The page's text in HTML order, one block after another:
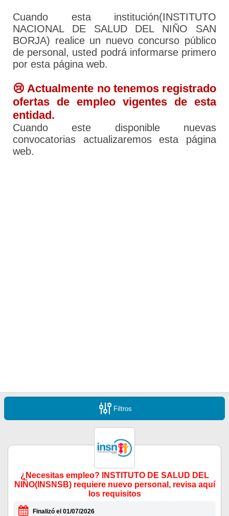
Cuando esta institución(INSTITUTO
NACIONAL DE SALUD DEL NIÑO SAN
BORJA) realice un nuevo concurso público
de personal, usted podrá informarse primero
por esta página web.
😢 Actualmente no tenemos registrado
ofertas de empleo vigentes de esta
entidad.
Cuando este disponible nuevas
convocatorias actualizaremos esta página
web.
Filtros
¿Necesitas empleo? INSTITUTO DE SALUD DEL
NIÑO(INSNSB) requiere nuevo personal, revisa aquí
los requisitos
Finalizó el 01/07/2026